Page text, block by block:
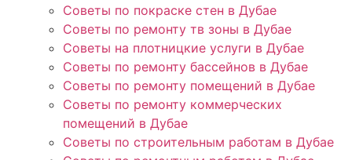
Советы по покраске стен в Дубае
Советы по ремонту тв зоны в Дубае
Советы на плотницкие услуги в Дубае
Советы по ремонту бассейнов в Дубае
Советы по ремонту помещений в Дубае
Советы по ремонту коммерческих
помещений в Дубае
Советы по строительным работам в Дубае